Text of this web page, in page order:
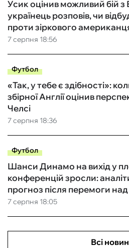
7 серпня 18:56
Усик оцінив можливий бій
українець розповів, чи
проти зіркового
Футбол
7 серпня 18:36
«Так, у тебе є здібності»:
збірної Англії оцінив
Челсі
Футбол
7 серпня 18:05
Шанси Динамо на вихід у
конференцій зросли:
прогноз після перемоги
Всі